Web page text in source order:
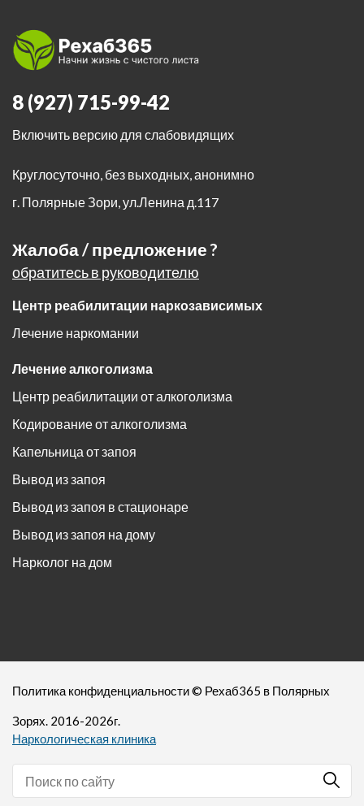
8 (927) 715-99-42
Включить версию для слабовидящих
Круглосуточно, без выходных, анонимно
г. Полярные Зори,ул.Ленина д.117
Жалоба / предложение ?
обратитесь в руководителю
Центр реабилитации наркозависимых
Лечение наркомании
Лечение алкоголизма
Центр реабилитации от алкоголизма
Кодирование от алкоголизма
Капельница от запоя
Вывод из запоя
Вывод из запоя в стационаре
Вывод из запоя на дому
Нарколог на дом
Политика конфиденциальности© Рехаб365 в Полярных
Зорях. 2016-2026г.
Наркологическая клиника